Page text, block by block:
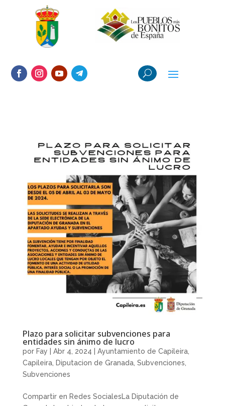
Plazo para solicitar subvenciones para
entidades sin ánimo de lucro
por Fay Abr 4, 2024 Ayuntamiento de Capileira,
Capileira, Diputacion de Granada, Subvenciones,
Subvenciones
Compartir en Redes SocialesLa Diputación de